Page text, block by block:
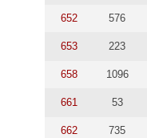
652 576
653 223
658 1096
661 53
662 735